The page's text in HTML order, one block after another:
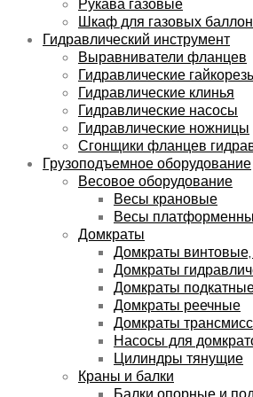
Шкаф для газовых
Гидравлический инструмент
Выравниватели фланцев
Гидравлические
Гидравлические клинья
Гидравлические насосы
Гидравлические ножницы
Сгонщики фланцев
Грузоподъемное оборудование
Весовое оборудование
Весы крановые
Весы
Домкраты
Домкраты
Домкраты
Домкраты
Домкраты реечные
Домкраты
Насосы для
Цилиндры тянущие
Краны и балки
Балки опорные и